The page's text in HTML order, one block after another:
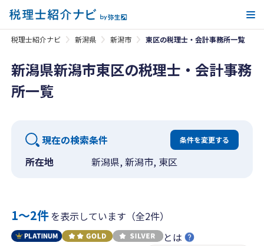
税理士紹介ナビ 新潟県 新潟市 東区の税理士・会計事務所一覧
新潟県新潟市東区の税理士・会計事務
所一覧
現在の検索条件 条件を変更する
所在地 新潟県, 新潟市, 東区
1〜2件を表示しています（全2件）
とは